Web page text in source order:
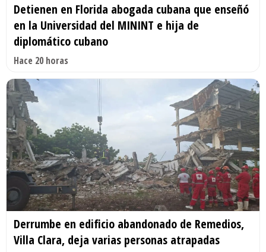
Detienen en Florida abogada cubana que enseñó
en la Universidad del MININT e hija de
diplomático cubano
Hace 20 horas
Derrumbe en edificio abandonado de Remedios,
Villa Clara, deja varias personas atrapadas